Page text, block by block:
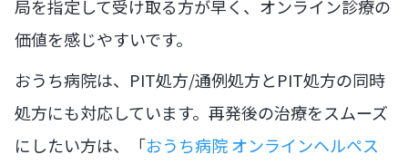
局を指定して受け取る方が早く、オンライン診療の
価値を感じやすいです。
おうち病院は、PIT処方/通例処方とPIT処方の同時
処方にも対応しています。再発後の治療をスムーズ
にしたい方は、「おうち病院 オンラインヘルペス